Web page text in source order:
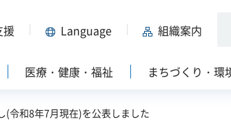
援 Language 組織案内
医療・健康・福祉 まちづくり・環
(令和8年7月現在)を公表しました